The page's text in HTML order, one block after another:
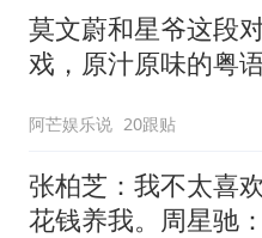
莫文蔚和星爷这段
戏，原汁原味的粤
魅力！
阿芒娱乐说 20跟贴
张柏芝：我不太喜
花钱养我。周星驰